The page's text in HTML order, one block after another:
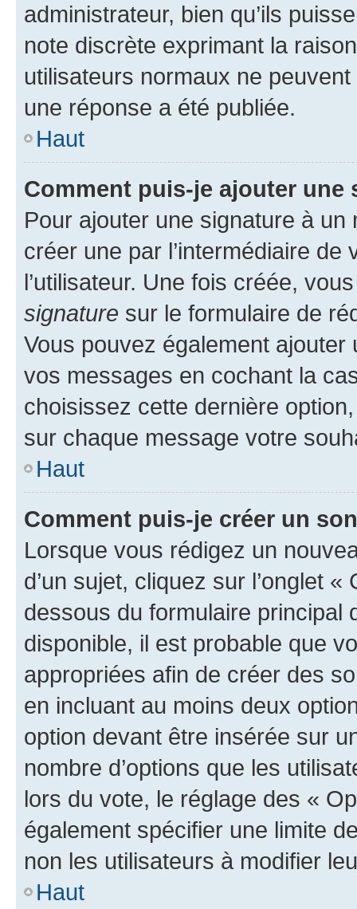
administrateur, bien qu’ils
note discrète exprimant la
utilisateurs normaux ne
une réponse a été publiée.
Haut
Comment puis-je ajouter une
Pour ajouter une signature à un
créer une par l’intermédiaire
l’utilisateur. Une fois créée,
signature sur le formulaire de
Vous pouvez également
vos messages en cochant la
choisissez cette dernière
sur chaque message votre
Haut
Comment puis-je créer un
Lorsque vous rédigez un
d’un sujet, cliquez sur l’onglet
dessous du formulaire principal
disponible, il est probable que
appropriées afin de créer des
en incluant au moins deux
option devant être insérée sur
nombre d’options que les
lors du vote, le réglage des «
également spécifier une limite
non les utilisateurs à modifier
Haut